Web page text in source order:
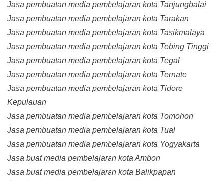
Jasa pembuatan media pembelajaran kota Tanjungbalai
Jasa pembuatan media pembelajaran kota Tarakan
Jasa pembuatan media pembelajaran kota Tasikmalaya
Jasa pembuatan media pembelajaran kota Tebing Tinggi
Jasa pembuatan media pembelajaran kota Tegal
Jasa pembuatan media pembelajaran kota Ternate
Jasa pembuatan media pembelajaran kota Tidore
Kepulauan
Jasa pembuatan media pembelajaran kota Tomohon
Jasa pembuatan media pembelajaran kota Tual
Jasa pembuatan media pembelajaran kota Yogyakarta
Jasa buat media pembelajaran kota Ambon
Jasa buat media pembelajaran kota Balikpapan